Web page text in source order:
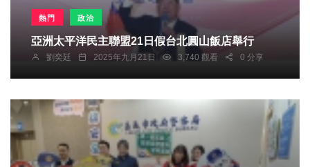
熱門 政治
亞洲太平洋民主聯盟21日假台北圓山飯店舉行
劉奕廷 2025年九月21日 3,740 觀看 0 分享